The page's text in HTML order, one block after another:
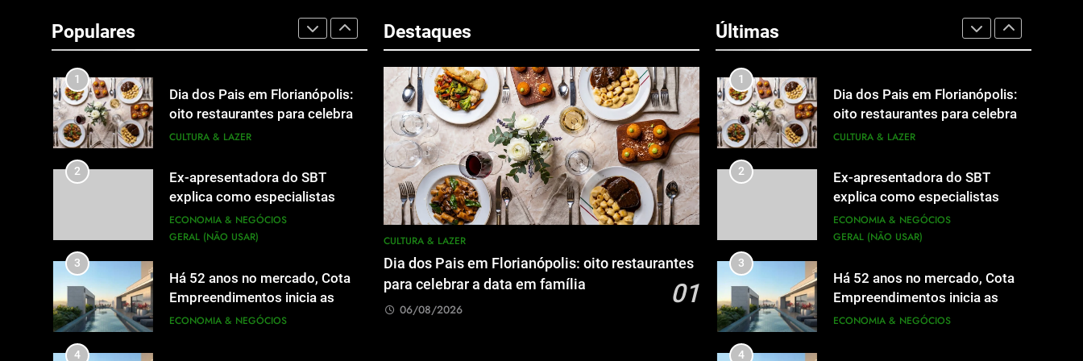
Populares
OCESC de Jornalismo está com
as inscrições abertas
1
Dia dos Pais em Florianópolis:
oito restaurantes para celebrar
a data em família
CULTURA & LAZER
2
Ex-apresentadora do SBT
explica como especialistas
viram fonte na mídia
ECONOMIA & NEGÓCIOS
GERAL (NÃO USAR)
3
Há 52 anos no mercado, Cota
Empreendimentos inicia as
obras do Cota 365 e apresenta
ECONOMIA & NEGÓCIOS
4
Destaques
CULTURA & LAZER
Dia dos Pais em Florianópolis: oito restaurantes
para celebrar a data em família
01
06/08/2026
Últimas
OCESC de Jornalismo está com
as inscrições abertas
1
Dia dos Pais em Florianópolis:
oito restaurantes para celebrar
a data em família
CULTURA & LAZER
2
Ex-apresentadora do SBT
explica como especialistas
viram fonte na mídia
ECONOMIA & NEGÓCIOS
GERAL (NÃO USAR)
3
Há 52 anos no mercado, Cota
Empreendimentos inicia as
obras do Cota 365 e apresenta
ECONOMIA & NEGÓCIOS
4